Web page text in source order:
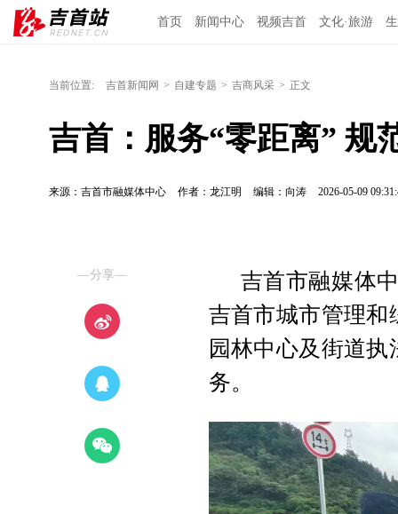
首页 新闻中心 视频吉首 文化·旅游
当前位置: 吉首新闻网 > 自建专题 > 吉商风采 > 正文
吉首：服务“零距离” 规
来源：吉首市融媒体中心 作者：龙江明 编辑：向涛 2026-05-09
—分享—
吉首市融媒体
吉首市城市管理和
园林中心及街道
务。